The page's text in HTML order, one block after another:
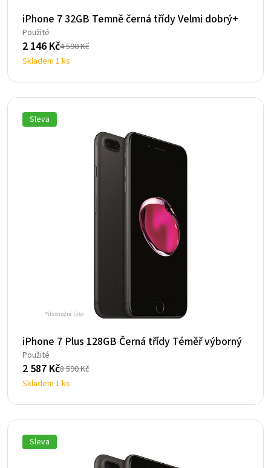
iPhone 7 32GB Temně černá třídy Velmi dobrý+
Použité
4 590Kč
Původní
cena
byla:
4
590 Kč.
2 146 Kč
Aktuální
cena
je:
2
146 Kč.
Skladem 1 ks
Sleva
iPhone 7 Plus 128GB Černá třídy Téměř výborný
Použité
8 590Kč
Původní
cena
byla:
8
590 Kč.
2 587 Kč
Aktuální
cena
je:
2
587 Kč.
Skladem 1 ks
Sleva